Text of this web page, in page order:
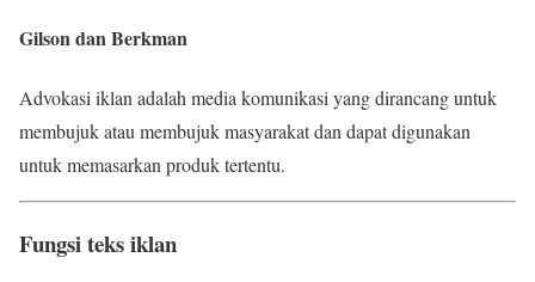
Gilson dan Berkman
Advokasi iklan adalah media komunikasi yang dirancang untuk
membujuk atau membujuk masyarakat dan dapat digunakan
untuk memasarkan produk tertentu.
Fungsi teks iklan